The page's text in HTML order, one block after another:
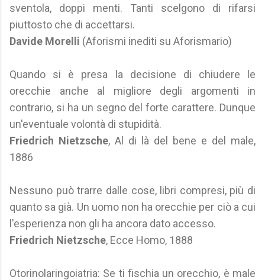
sventola, doppi menti. Tanti scelgono di rifarsi
piuttosto che di accettarsi.
Davide Morelli (Aforismi inediti su Aforismario)
Quando si è presa la decisione di chiudere le
orecchie anche al migliore degli argomenti in
contrario, si ha un segno del forte carattere. Dunque
un'eventuale volontà di stupidità.
Friedrich Nietzsche, Al di là del bene e del male,
1886
Nessuno può trarre dalle cose, libri compresi, più di
quanto sa già. Un uomo non ha orecchie per ciò a cui
l'esperienza non gli ha ancora dato accesso.
Friedrich Nietzsche, Ecce Homo, 1888
Otorinolaringoiatria: Se ti fischia un orecchio, è male